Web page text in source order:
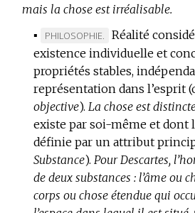
mais la chose est irréalisable.
▪
MARQUE
DE
DOMAINE
:
PHILOSOPHIE.
Réalité
existence individuelle et
propriétés stables,
représentation dans l’esprit
objective). La chose est
existe par soi-même et dont
définie par un attribut
Substance). Pour Descartes,
de deux substances : l’âme ou
corps ou chose étendue qui